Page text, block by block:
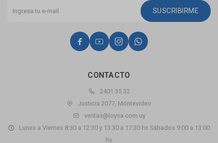
CONTACTO
2401 35 32
Justicia 2077, Montevideo
ventas@loysa.com.uy
Lunes a Viernes 8:30 a 12:30 y 13:30 a 17:30 hs Sábados 9:00 a 13:00
hs
SUSCRIBIRME
   